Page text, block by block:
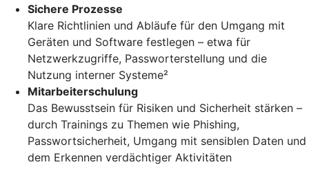
Sichere Prozesse
Klare Richtlinien und Abläufe für den Umgang mit
Geräten und Software festlegen – etwa für
Netzwerkzugriffe, Passworterstellung und die
Nutzung interner Systeme²
Mitarbeiterschulung
Das Bewusstsein für Risiken und Sicherheit stärken –
durch Trainings zu Themen wie Phishing,
Passwortsicherheit, Umgang mit sensiblen Daten und
dem Erkennen verdächtiger Aktivitäten